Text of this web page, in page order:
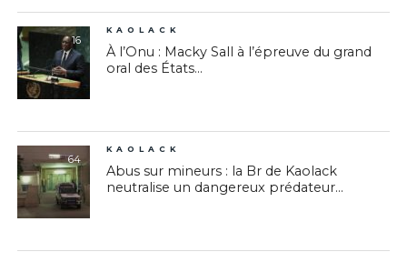
16
KAOLACK
À l’Onu : Macky Sall à l’épreuve du grand
oral des États...
64
KAOLACK
Abus sur mineurs : la Br de Kaolack
neutralise un dangereux prédateur...